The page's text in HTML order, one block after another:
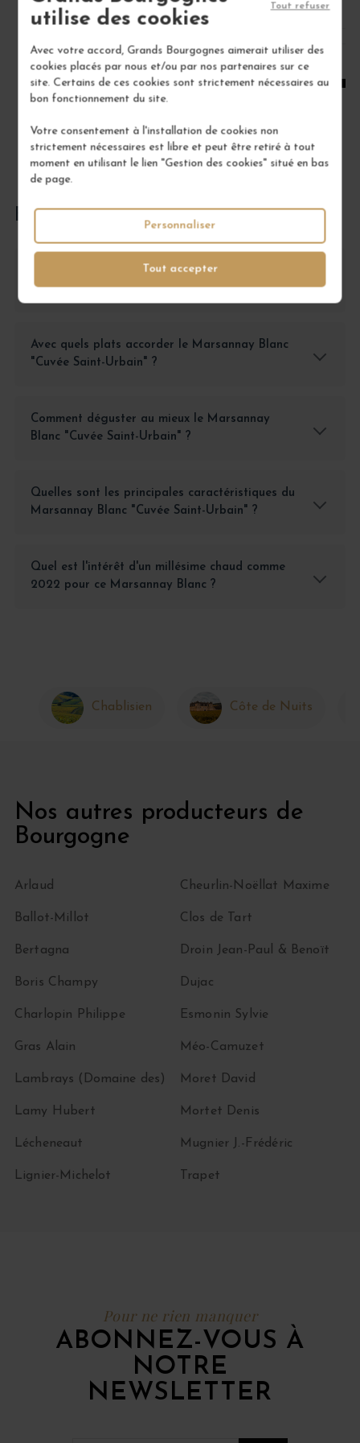
utilise des cookies
Avec votre accord, Grands Bourgognes aimerait utiliser des
cookies placés par nous et/ou par nos partenaires sur ce
site. Certains de ces cookies sont strictement nécessaires au
bon fonctionnement du site.
Votre consentement à l'installation de cookies non
strictement nécessaires est libre et peut être retiré à tout
moment en utilisant le lien "Gestion des cookies" situé en bas
de page.
Tout accepter
Tout refuser
Personnaliser
AJOUTER AU PANIER
FOIRE AUX QUESTIONS
Comment conserver le Marsannay Blanc "Cuvée
Saint-Urbain" pour préserver ses qualités ?
Avec quels plats accorder le Marsannay Blanc
"Cuvée Saint-Urbain" ?
Comment déguster au mieux le Marsannay
Blanc "Cuvée Saint-Urbain" ?
Quelles sont les principales caractéristiques du
Marsannay Blanc "Cuvée Saint-Urbain" ?
Quel est l'intérêt d'un millésime chaud comme
2022 pour ce Marsannay Blanc ?
Chablisien Côte de Nuits
Nos autres producteurs de
Bourgogne
Arlaud
Ballot-Millot
Bertagna
Boris Champy
Charlopin Philippe
Cheurlin-Noëllat Maxime
Clos de Tart
Droin Jean-Paul & Benoït
Dujac
Esmonin Sylvie
Gras Alain
Lambrays (Domaine des)
Lamy Hubert
Lécheneaut
Lignier-Michelot
Méo-Camuzet
Moret David
Mortet Denis
Mugnier J.-Frédéric
Trapet
Pour ne rien manquer
ABONNEZ-VOUS À
NOTRE
NEWSLETTER